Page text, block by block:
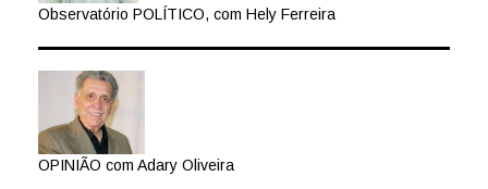
Observatório POLÍTICO, com Hely Ferreira
OPINIÃO com Adary Oliveira